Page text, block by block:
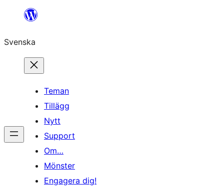
Hoppa
innehåll
Svenska
Teman
Tillägg
Nytt
Support
Om…
Mönster
Engagera dig!